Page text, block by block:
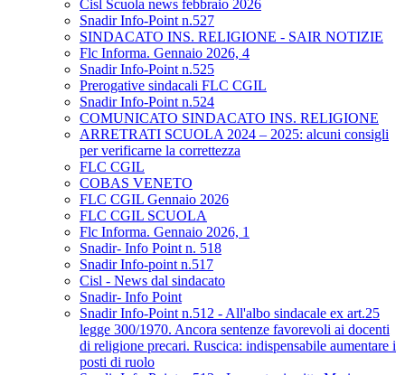
Cisl Scuola news febbraio 2026
Snadir Info-Point n.527
SINDACATO INS. RELIGIONE - SAIR NOTIZIE
Flc Informa. Gennaio 2026, 4
Snadir Info-Point n.525
Prerogative sindacali FLC CGIL
Snadir Info-Point n.524
COMUNICATO SINDACATO INS. RELIGIONE
ARRETRATI SCUOLA 2024 – 2025: alcuni consigli
per verificarne la correttezza
FLC CGIL
COBAS VENETO
FLC CGIL Gennaio 2026
FLC CGIL SCUOLA
Flc Informa. Gennaio 2026, 1
Snadir- Info Point n. 518
Snadir Info-point n.517
Cisl - News dal sindacato
Snadir- Info Point
Snadir Info-Point n.512 - All'albo sindacale ex art.25
legge 300/1970. Ancora sentenze favorevoli ai docenti
di religione precari. Ruscica: indispensabile aumentare i
posti di ruolo